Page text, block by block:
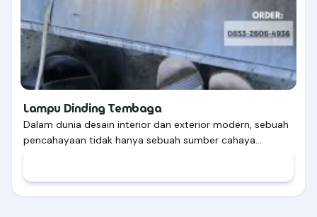
Lampu Dinding Tembaga
Dalam dunia desain interior dan exterior modern, sebuah
pencahayaan tidak hanya sebuah sumber cahaya…